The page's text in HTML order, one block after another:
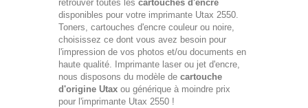
retrouver toutes les cartouches d'encre
disponibles pour votre imprimante Utax 2550.
Toners, cartouches d'encre couleur ou noire,
choisissez ce dont vous avez besoin pour
l'impression de vos photos et/ou documents en
haute qualité. Imprimante laser ou jet d'encre,
nous disposons du modèle de cartouche
d'origine Utax ou générique à moindre prix
pour l'imprimante Utax 2550 !